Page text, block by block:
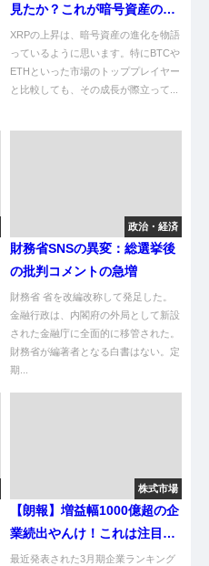
見たか？これが暗号資産の真
実やでｗｗｗ
XRPの上昇は、暗号資産の進化を物語
っているように思います。特にBTCや
ETHといった市場のトッププレイヤー
と比較しても、その成長が際立って...
政治・経済
財務省SNSの異変：総選挙後
の批判コメントの急増
財務省 省を改編改称して発足した。
金融行政は、内閣府の外局として新設
された金融庁に全面的に移管された。
財務省が編著者となる白書はない。定
期...
株式市場
【朗報】増益幅1000億超の企
業続出やんけ！これは注目や
ろがい！
最近発表された3月期企業ランキング